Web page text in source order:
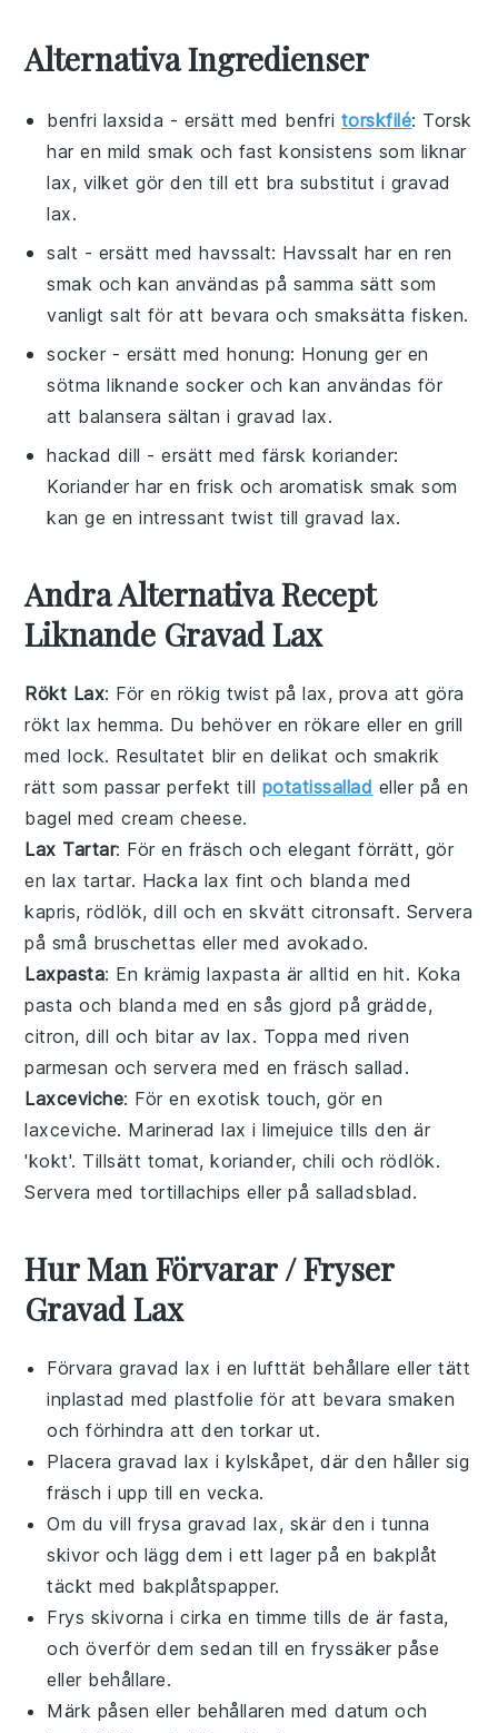
Alternativa Ingredienser
benfri laxsida - ersätt med benfri torskfilé: Torsk
har en mild smak och fast konsistens som liknar
lax, vilket gör den till ett bra substitut i gravad
lax.
salt - ersätt medhavssalt: Havssalt har en ren
smak och kan användas på samma sätt som
vanligt salt för att bevara och smaksätta fisken.
socker - ersätt medhonung: Honung ger en
sötma liknande socker och kan användas för
att balansera sältan i gravad lax.
hackad dill - ersätt med färsk koriander:
Koriander har en frisk och aromatisk smak som
kan ge en intressant twist till gravad lax.
Andra Alternativa Recept
Liknande Gravad Lax
Rökt Lax: För en rökig twist pålax, prova att göra
rökt lax hemma. Du behöver en rökare eller en grill
med lock. Resultatet blir en delikat och smakrik
rätt som passar perfekt till potatissallad eller på en
bagel medcream cheese.
Lax Tartar: För en fräsch och elegant förrätt, gör
en lax tartar. Hacka lax fint och blanda med
kapris,rödlök,dill och en skvätt citronsaft. Servera
på små bruschettas eller med avokado.
Laxpasta: En krämig laxpasta är alltid en hit. Koka
pasta och blanda med en sås gjord på grädde,
citron,dill och bitar avlax. Toppa med riven
parmesan och servera med en fräsch sallad .
Laxceviche: För en exotisk touch, gör en
laxceviche. Marineradlax ilimejuice tills den är
'kokt'. Tillsätt tomat,koriander, chili och rödlök.
Servera medtortillachips eller på salladsblad.
Hur Man Förvarar / Fryser
Gravad Lax
Förvaragravad lax i en lufttät behållare eller tätt
inplastad med plastfolie för att bevara smaken
och förhindra att den torkar ut.
Placeragravad lax i kylskåpet, där den håller sig
fräsch i upp till en vecka.
Om du vill frysa gravad lax, skär den i tunna
skivor och lägg dem i ett lager på en bakplåt
täckt med bakplåtspapper.
Frys skivorna i cirka en timme tills de är fasta,
och överför dem sedan till en fryssäker påse
eller behållare.
Märk påsen eller behållaren med datum och